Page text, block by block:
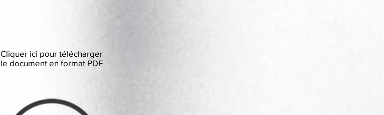
Cliquer ici pour télécharger
le document en format PDF